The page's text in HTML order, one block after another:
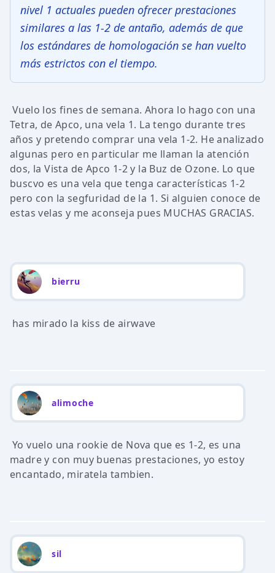
nivel 1 actuales pueden ofrecer prestaciones
similares a las 1-2 de antaño, además de que
los estándares de homologación se han vuelto
más estrictos con el tiempo.
Vuelo los fines de semana. Ahora lo hago con una
Tetra, de Apco, una vela 1. La tengo durante tres
años y pretendo comprar una vela 1-2. He analizado
algunas pero en particular me llaman la atención
dos, la Vista de Apco 1-2 y la Buz de Ozone. Lo que
buscvo es una vela que tenga características 1-2
pero con la segfuridad de la 1. Si alguien conoce de
estas velas y me aconseja pues MUCHAS GRACIAS.
bierru
has mirado la kiss de airwave
alimoche
Yo vuelo una rookie de Nova que es 1-2, es una
madre y con muy buenas prestaciones, yo estoy
encantado, miratela tambien.
sil